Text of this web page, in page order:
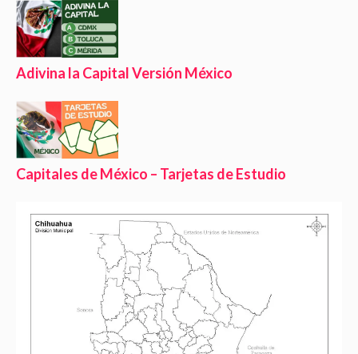
Adivina la Capital Versión México
Capitales de México – Tarjetas de Estudio